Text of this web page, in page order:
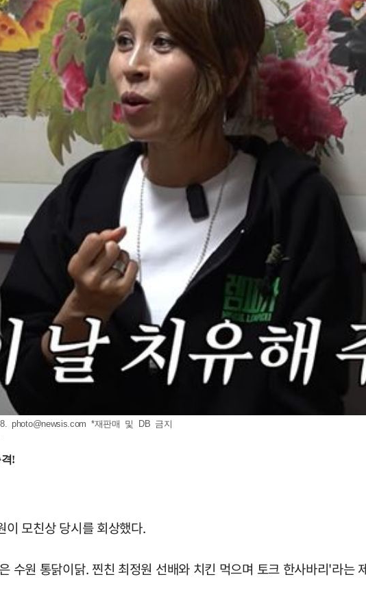
photo@newsis.com *재판매 및 DB 금지
모친상 당시를 회상했다.
수원 통닭이닭. 찐친 최정원 선배와 치킨 먹으며 토크 한사바리'라는